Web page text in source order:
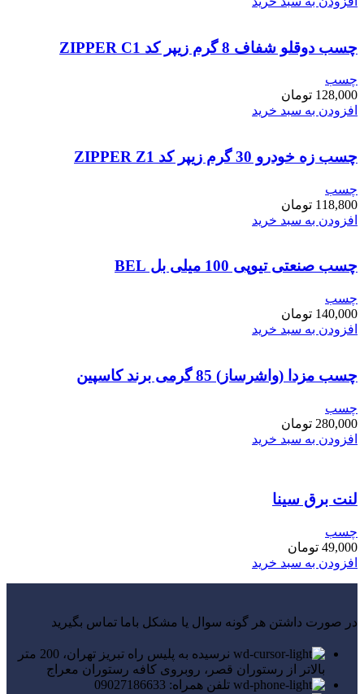
چسب دوقلو شفاف 8 گرم زیپر کد ZIPPER C1
چسب
128,000 تومان
افزودن به سبد خرید
چسب زه خودرو 30 گرم زیپر کد ZIPPER Z1
چسب
118,800 تومان
افزودن به سبد خرید
چسب صنعتی تیوپی 100 میلی بل BEL
چسب
140,000 تومان
افزودن به سبد خرید
چسب مزدا (واشرساز) 85 گرمی برند کاسپین
چسب
280,000 تومان
افزودن به سبد خرید
لنت برق سینا
چسب
49,000 تومان
افزودن به سبد خرید
در صورت داشتن هر گونه سوال یا مشکل باما تماس بگیرید
نرسیده به پلیس راه تبریز تهران، 200 متر
بالاتر از رستوران قصر، روبروی کافه رستوران معراج
تلفن همراه: 09027186633